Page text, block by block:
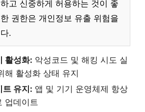
고 신중하게 허용하는 것이 좋
권한은 개인정보 유출 위험을
.
활성화: 악성코드 및 해킹 시도 실
해 활성화 상태 유지
유지: 앱 및 기기 운영체제 항상
업데이트